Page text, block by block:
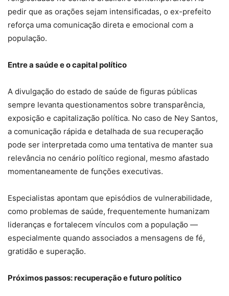
pedir que as orações sejam intensificadas, o ex-prefeito
reforça uma comunicação direta e emocional com a
população.
Entre a saúde e o capital político
A divulgação do estado de saúde de figuras públicas
sempre levanta questionamentos sobre transparência,
exposição e capitalização política. No caso de Ney Santos,
a comunicação rápida e detalhada de sua recuperação
pode ser interpretada como uma tentativa de manter sua
relevância no cenário político regional, mesmo afastado
momentaneamente de funções executivas.
Especialistas apontam que episódios de vulnerabilidade,
como problemas de saúde, frequentemente humanizam
lideranças e fortalecem vínculos com a população —
especialmente quando associados a mensagens de fé,
gratidão e superação.
Próximos passos: recuperação e futuro político